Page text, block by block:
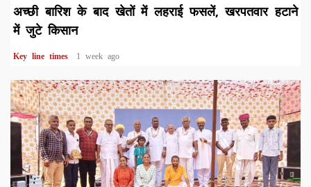
अच्छी बारिश के बाद खेतों में लहराई फसलें, खरपतवार हटाने
में जुटे किसान
Key line times 1 week ago